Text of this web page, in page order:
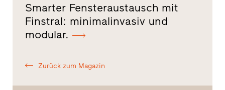
Smarter Fensteraustausch mit
Finstral: minimalinvasiv und
modular.
Zurück zum Magazin